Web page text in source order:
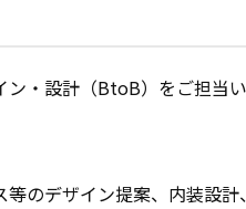
・設計（BtoB）をご担当い
等のデザイン提案、内装設